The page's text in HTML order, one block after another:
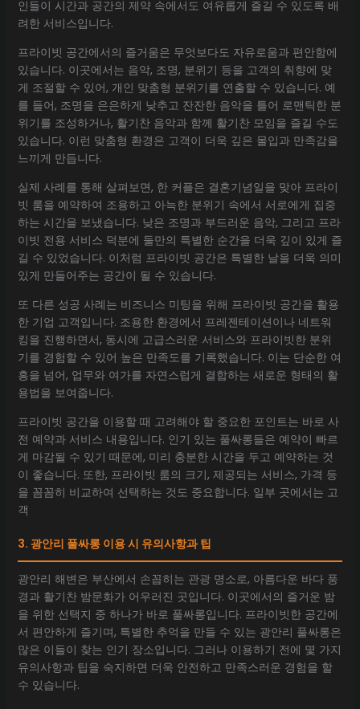
인들이 시간과 공간의 제약 속에서도 여유롭게 즐길 수 있도록 배
려한 서비스입니다.
프라이빗 공간에서의 즐거움은 무엇보다도 자유로움과 편안함에
있습니다. 이곳에서는 음악, 조명, 분위기 등을 고객의 취향에 맞
게 조절할 수 있어, 개인 맞춤형 분위기를 연출할 수 있습니다. 예
를 들어, 조명을 은은하게 낮추고 잔잔한 음악을 틀어 로맨틱한 분
위기를 조성하거나, 활기찬 음악과 함께 활기찬 모임을 즐길 수도
있습니다. 이런 맞춤형 환경은 고객이 더욱 깊은 몰입과 만족감을
느끼게 만듭니다.
실제 사례를 통해 살펴보면, 한 커플은 결혼기념일을 맞아 프라이
빗 룸을 예약하여 조용하고 아늑한 분위기 속에서 서로에게 집중
하는 시간을 보냈습니다. 낮은 조명과 부드러운 음악, 그리고 프라
이빗 전용 서비스 덕분에 둘만의 특별한 순간을 더욱 깊이 있게 즐
길 수 있었습니다. 이처럼 프라이빗 공간은 특별한 날을 더욱 의미
있게 만들어주는 공간이 될 수 있습니다.
또 다른 성공 사례는 비즈니스 미팅을 위해 프라이빗 공간을 활용
한 기업 고객입니다. 조용한 환경에서 프레젠테이션이나 네트워
킹을 진행하면서, 동시에 고급스러운 서비스와 프라이빗한 분위
기를 경험할 수 있어 높은 만족도를 기록했습니다. 이는 단순한 여
흥을 넘어, 업무와 여가를 자연스럽게 결합하는 새로운 형태의 활
용법을 보여줍니다.
프라이빗 공간을 이용할 때 고려해야 할 중요한 포인트는 바로 사
전 예약과 서비스 내용입니다. 인기 있는 풀싸롱들은 예약이 빠르
게 마감될 수 있기 때문에, 미리 충분한 시간을 두고 예약하는 것
이 좋습니다. 또한, 프라이빗 룸의 크기, 제공되는 서비스, 가격 등
을 꼼꼼히 비교하여 선택하는 것도 중요합니다. 일부 곳에서는 고
객
3. 광안리 풀싸롱 이용 시 유의사항과 팁
광안리 해변은 부산에서 손꼽히는 관광 명소로, 아름다운 바다 풍
경과 활기찬 밤문화가 어우러진 곳입니다. 이곳에서의 즐거운 밤
을 위한 선택지 중 하나가 바로 풀싸롱입니다. 프라이빗한 공간에
서 편안하게 즐기며, 특별한 추억을 만들 수 있는 광안리 풀싸롱은
많은 이들이 찾는 인기 장소입니다. 그러나 이용하기 전에 몇 가지
유의사항과 팁을 숙지하면 더욱 안전하고 만족스러운 경험을 할
수 있습니다.